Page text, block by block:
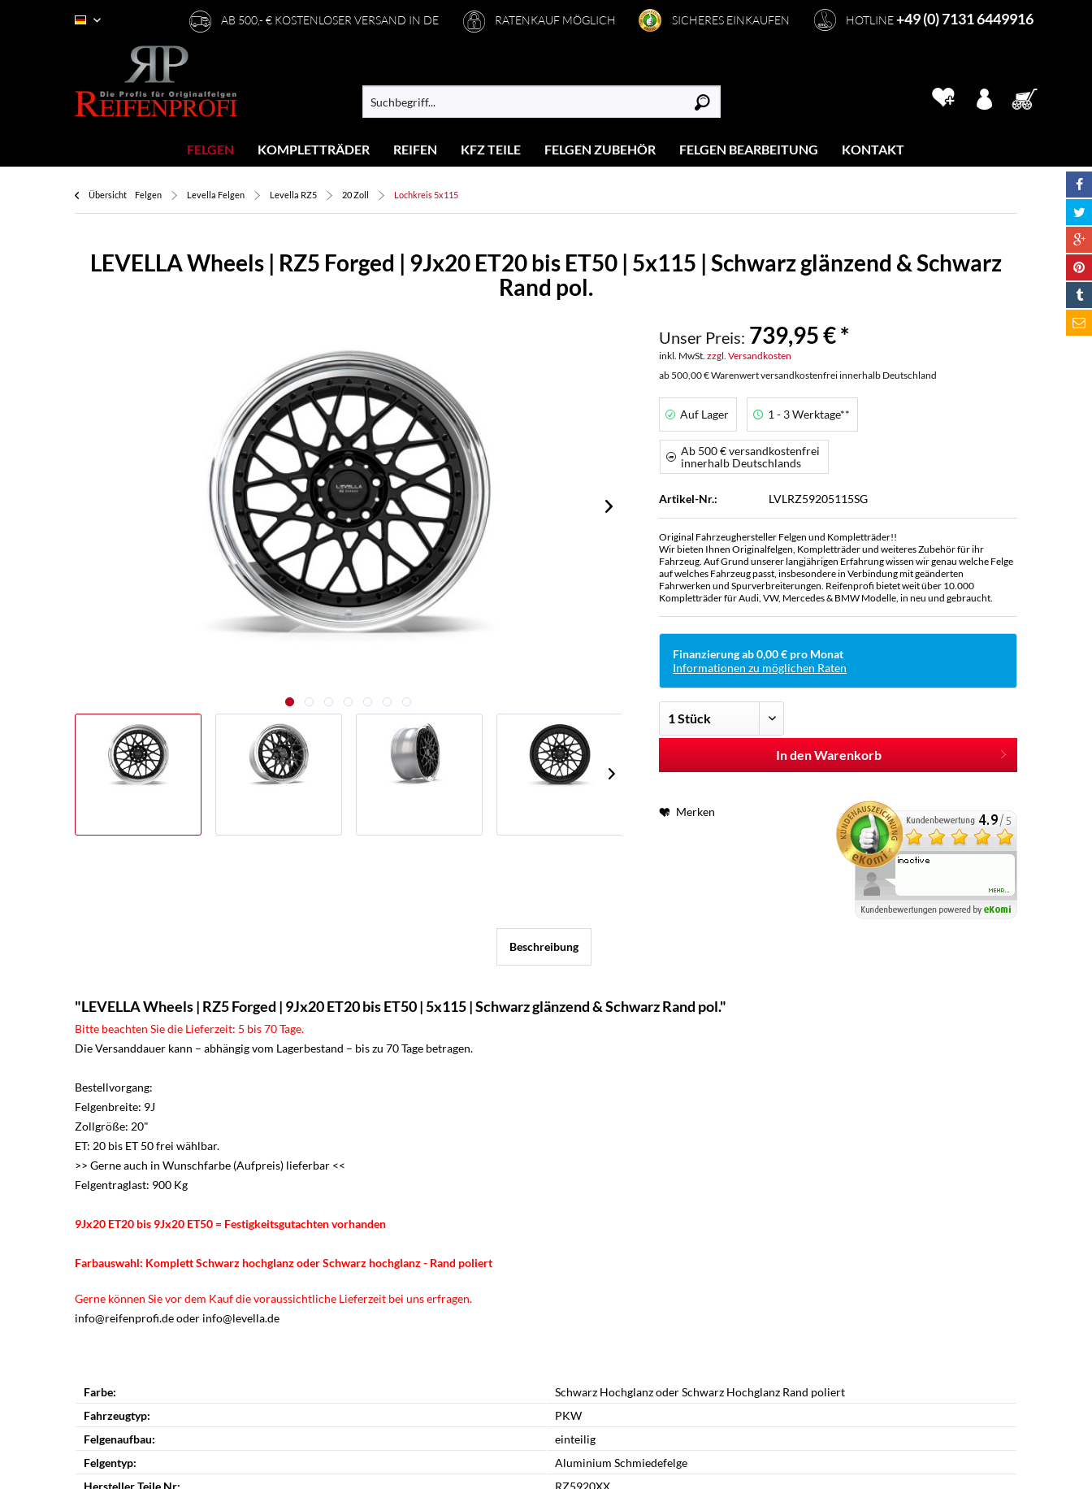
AB 500,- € KOSTENLOSER VERSAND IN DE RATENKAUF MÖGLICH SICHERES EINKAUFEN HOTLINE+49 (0) 7131 6449916
Deutsch
FELGEN KOMPLETTRÄDER REIFEN KFZ TEILE FELGEN ZUBEHÖR FELGEN BEARBEITUNG KONTAKT
Übersicht Felgen Levella Felgen Levella RZ5 20 Zoll Lochkreis 5x115
LEVELLA Wheels | RZ5 Forged | 9Jx20 ET20 bis ET50 | 5x115 | Schwarz glänzend & Schwarz
Rand pol.
Unser Preis: 739,95 € *
inkl. MwSt.zzgl. Versandkosten
ab 500,00 € Warenwert versandkostenfrei innerhalb Deutschland
Auf Lager 1 - 3 Werktage**
Ab 500 € versandkostenfrei
innerhalb Deutschlands
Artikel-Nr.: LVLRZ59205115SG
Original Fahrzeughersteller Felgen und Kompletträder!!
Wir bieten Ihnen Originalfelgen, Kompletträder und weiteres Zubehör für ihr
Fahrzeug. Auf Grund unserer langjährigen Erfahrung wissen wir genau welche Felge
auf welches Fahrzeug passt, insbesondere in Verbindung mit geänderten
Fahrwerken und Spurverbreiterungen. Reifenprofi bietet weit über 10.000
Kompletträder für Audi, VW, Mercedes & BMW Modelle, in neu und gebraucht.
Finanzierung ab 0,00 € pro Monat
Informationen zu möglichen Raten
In den Warenkorb
Merken
Beschreibung
"LEVELLA Wheels | RZ5 Forged | 9Jx20 ET20 bis ET50 | 5x115 | Schwarz glänzend & Schwarz Rand pol."
Bitte beachten Sie die Lieferzeit: 5 bis 70 Tage.
Die Versanddauer kann – abhängig vom Lagerbestand – bis zu 70 Tage betragen.
Bestellvorgang:
Felgenbreite: 9J
Zollgröße: 20"
ET: 20 bis ET 50 frei wählbar.
>> Gerne auch in Wunschfarbe (Aufpreis) lieferbar <<
Felgentraglast: 900 Kg
9Jx20 ET20 bis 9Jx20 ET50 = Festigkeitsgutachten vorhanden
Farbauswahl: Komplett Schwarz hochglanz oderSchwarz hochglanz- Rand poliert
Gerne können Sie vor dem Kauf die voraussichtliche Lieferzeit bei uns erfragen.
info@reifenprofi.de oder info@levella.de
Farbe:
Schwarz Hochglanz oder Schwarz Hochglanz Rand poliert
Fahrzeugtyp:
PKW
Felgenaufbau:
einteilig
Felgentyp:
Aluminium Schmiedefelge
Hersteller Teile Nr:
RZ5920XX